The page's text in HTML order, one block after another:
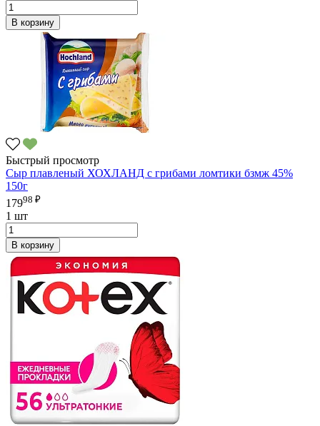
В корзину
Быстрый просмотр
Сыр плавленый ХОХЛАНД с грибами ломтики бзмж 45%
150г
17998 ₽
1 шт
В корзину